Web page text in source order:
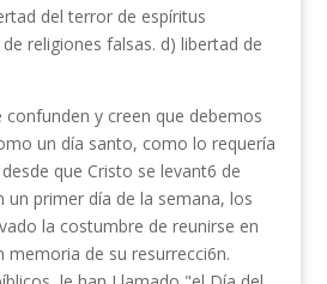
del terror de espíritus
religiones falsas. d) libertad de
confunden y creen que debe­mos
un día santo, como lo requería
que Cristo se levant6 de
primer día de la semana, los
la costumbre de reunirse en
memoria de su resurrecci6n.